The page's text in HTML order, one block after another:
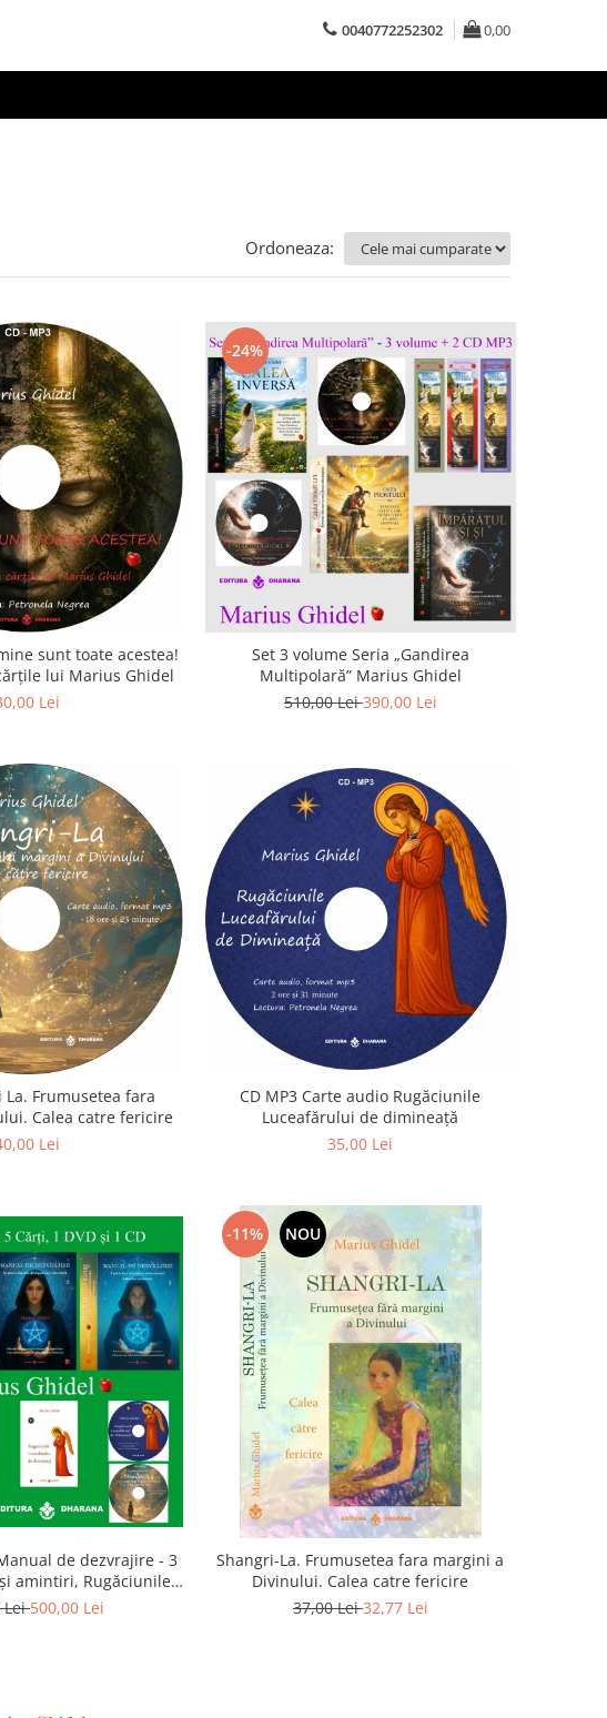
0040772252302 0,00
Ordoneaza:
sunt toate acestea!
lui Marius Ghidel
Lei
-24%
Set 3 volume Seria „Gandirea
Multipolară” Marius Ghidel
510,00 Lei390,00 Lei
La. Frumusetea fara
Calea catre fericire
Lei
CD MP3 Carte audio Rugăciunile
Luceafărului de dimineață
35,00 Lei
de dezvrajire - 3
amintiri, Rugăciunile
dimineata) - Marius
Lei500,00 Lei
-11% NOU
Shangri-La. Frumusetea fara margini a
Divinului. Calea catre fericire
37,00 Lei32,77 Lei